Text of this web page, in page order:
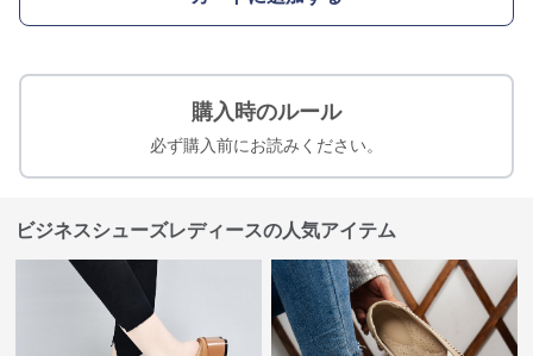
購入時のルール
必ず購入前にお読みください。
ビジネスシューズレディースの人気アイテム